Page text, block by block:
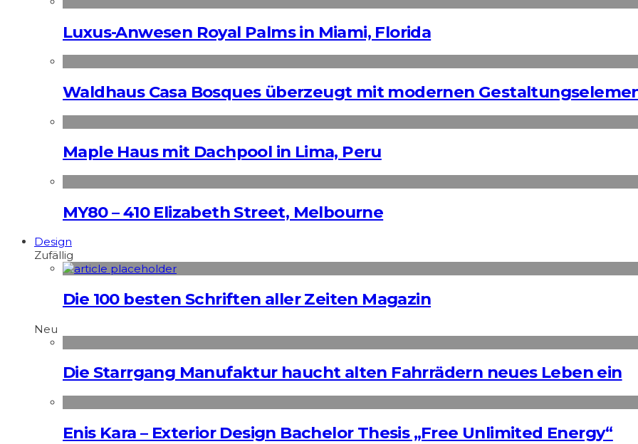
Luxus-Anwesen Royal Palms in Miami, Florida
Waldhaus Casa Bosques überzeugt mit modernen
Maple Haus mit Dachpool in Lima, Peru
MY80 – 410 Elizabeth Street, Melbourne
Design
Zufällig
Die 100 besten Schriften aller Zeiten Magazin
Neu
Die Starrgang Manufaktur haucht alten Fahrrädern neues Leben ein
Enis Kara – Exterior Design Bachelor Thesis „Free Unlimited Energy“